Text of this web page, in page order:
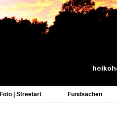
Foto | Streetart Fundsachen